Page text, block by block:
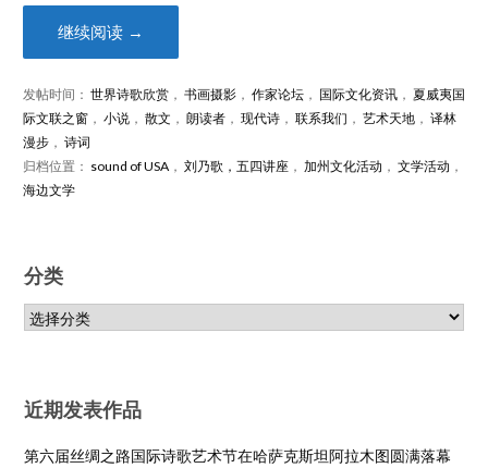
继续阅读 →
发帖时间： 世界诗歌欣赏， 书画摄影， 作家论坛， 国际文化资讯， 夏威夷国
际文联之窗， 小说， 散文 ， 朗读者， 现代诗， 联系我们 ， 艺术天地， 译林
漫步， 诗词
归档位置： sound of USA， 刘乃歌，五四讲座， 加州文化活动 ， 文学活动 ，
海边文学
分类
近期发表作品
第六届丝绸之路国际诗歌艺术节在哈萨克斯坦阿拉木图圆满落幕